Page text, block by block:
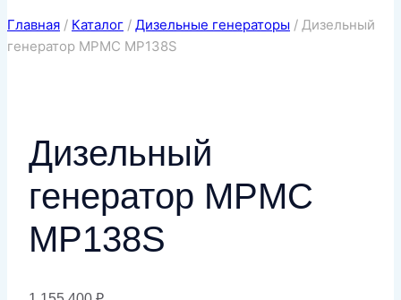
Главная / Каталог / Дизельные генераторы / Дизельный
генератор MPMC MP138S
Дизельный
генератор MPMC
MP138S